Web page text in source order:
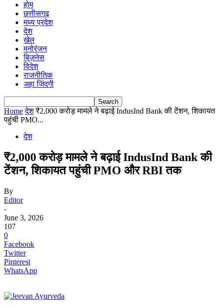
होम
छत्तीसगढ़
मध्य प्रदेश
देश
खेल
मनोरंजन
बिज़नेस
विदेश
राजनीतिक
अहा जिंदगी
Home देश ₹2,000 करोड़ मामले ने बढ़ाई IndusInd Bank की टेंशन, शिकायत
पहुंची PMO...
देश
₹2,000 करोड़ मामले ने बढ़ाई IndusInd Bank की
टेंशन, शिकायत पहुंची PMO और RBI तक
By
Editor
-
June 3, 2026
107
0
Facebook
Twitter
Pinterest
WhatsApp